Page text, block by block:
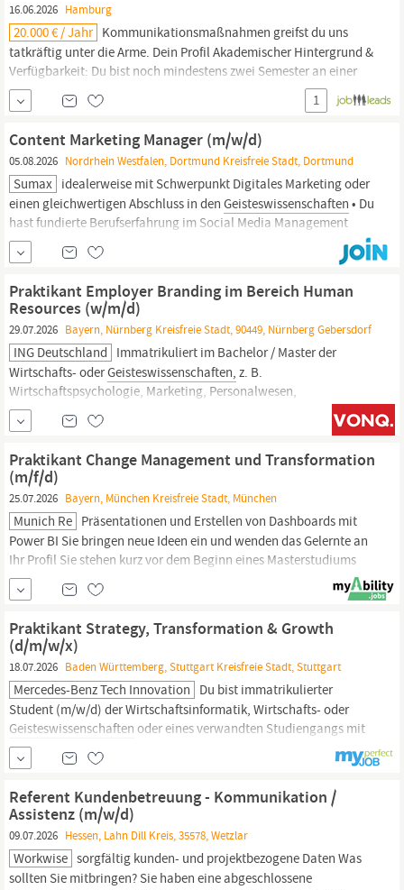
16.06.2026 Hamburg
20.000 € / Jahr Kommunikationsmaßnahmen greifst du uns
tatkräftig unter die Arme. Dein Profil Akademischer Hintergrund &
Verfügbarkeit: Du bist noch mindestens zwei Semester an einer
deutschen Hochschule im Studiengang
Geisteswissenschaften
(oder einem vergleichbaren Studiengang) immatrikuliert und
kannst uns ab sofort 15-20 Stunden pro Woche und in den...
1
Content Marketing Manager (m/w/d)
05.08.2026 Nordrhein Westfalen, Dortmund Kreisfreie Stadt, Dortmund
Sumax idealerweise mit Schwerpunkt Digitales Marketing oder
einen gleichwertigen Abschluss in den Geisteswissenschaften • Du
hast fundierte Berufserfahrung im Social Media Management
sowie der Gestaltung und Kreation von Content für Artikel,
Marketingkampagnen, Websites, Blogs, Social Media Posts,
Praktikant Employer Branding im Bereich Human
Resources (w/m/d)
29.07.2026 Bayern, Nürnberg Kreisfreie Stadt, 90449, Nürnberg Gebersdorf
ING Deutschland Immatrikuliert im Bachelor / Master der
Wirtschafts- oderGeisteswissenschaften, z. B.
Wirtschaftspsychologie, Marketing, Personalwesen,
Kommunikation o. Ä., oder im Gap Year zwischen Bachelor- und
Master-Studium Gerne bereits Erfahrung im Marketing,
PowerPoint-Skills, fit in Excel und Word...
Praktikant Change Management und Transformation
(m/f/d)
25.07.2026 Bayern, München Kreisfreie Stadt, München
Munich Re Präsentationen und Erstellen von Dashboards mit
Power BI Sie bringen neue Ideen ein und wenden das Gelernte an
Ihr Profil Sie stehen kurz vor dem Beginn eines Masterstudiums
oder absolvieren ein Gap Year zwischen Ihrem Bachelor- und
Masterstudium der Sozial-, Wirtschafts- oder
Praktikant Strategy, Transformation & Growth
(d/m/w/x)
18.07.2026 Baden Württemberg, Stuttgart Kreisfreie Stadt, Stuttgart
Mercedes-Benz Tech Innovation Du bist immatrikulierter
Student (m/w/d) der Wirtschaftsinformatik, Wirtschafts- oder
Geisteswissenschaften oder eines verwandten Studiengangs mit
ausgeprägten analytischen Fähigkeiten und Begeisterung für
aktuelle Trends. Mit deiner offenen, kommunikativen Art und
ausgeprägten Eigeninitiative bist du bereit, dich kontinuierlich
weiterzuentwickeln und...
Referent Kundenbetreuung - Kommunikation /
Assistenz (m/w/d)
09.07.2026 Hessen, Lahn Dill Kreis, 35578, Wetzlar
Workwise sorgfältig kunden- und projektbezogene Daten Was
sollten Sie mitbringen? Sie haben eine abgeschlossene